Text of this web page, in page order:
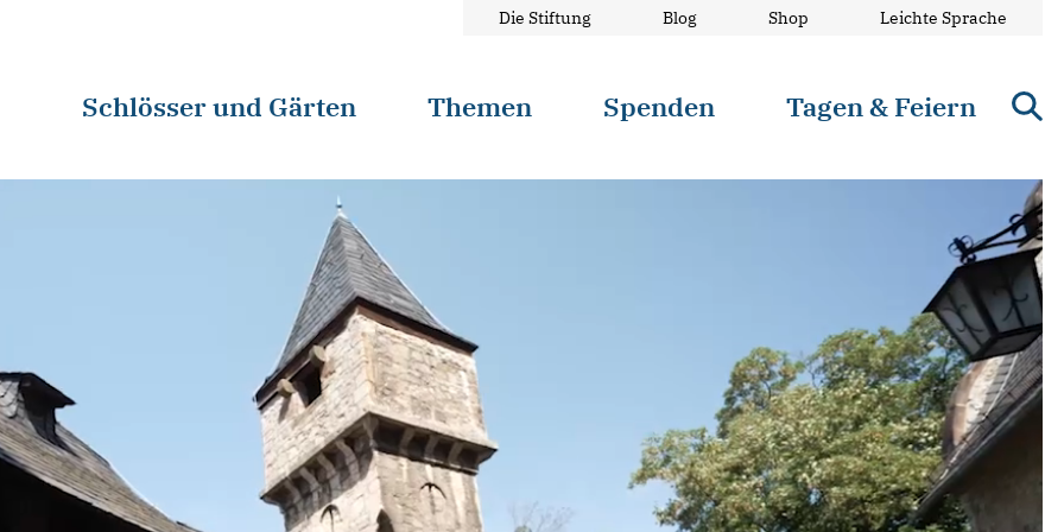
Die Stiftung Blog Shop Leichte Sprache
Schlösser und Gärten Themen Spenden Tagen & Feiern